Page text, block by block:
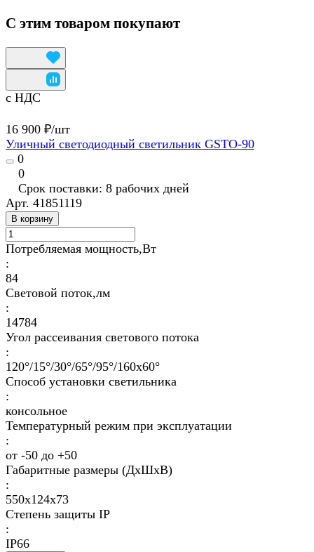
С этим товаром покупают
с НДС
16 900 ₽/шт
Уличный светодиодный светильник GSTO-90
0
0
Срок поставки: 8 рабочих дней
Арт. 41851119
В корзину
Потребляемая мощность,Вт
:
84
Световой поток,лм
:
14784
Угол рассеивания светового потока
:
120°/15°/30°/65°/95°/160х60°
Способ установки светильника
:
консольное
Температурный режим при эксплуатации
:
от -50 до +50
Габаритные размеры (ДхШхВ)
:
550х124х73
Степень защиты IP
:
IP66